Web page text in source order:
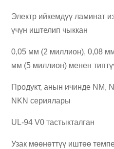
Электр ийкемдүү ламинат
үчүн иштелип чыккан
0,05 мм (2 миллион), 0,08
мм (5 миллион) менен
Продукт, анын ичинде NM,
NKN сериялары
UL-94 V0 тастыкталган
Узак мөөнөттүү иштөө